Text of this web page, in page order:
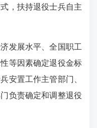
，扶持退役士兵自主
发展水平、全国职工
等因素确定退役金标
安置工作主管部门、
负责确定和调整退役